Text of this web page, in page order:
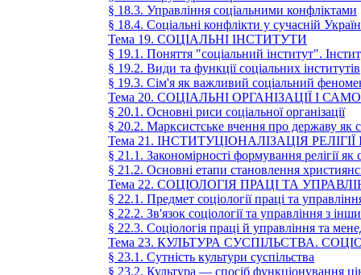
§ 18.3. Управління соціальними конфліктами
§ 18.4. Соціальні конфлікти у сучасній
Тема 19. СОЦІАЛЬНІ ІНСТИТУТИ
§ 19.1. Поняття "соціальний інститут".
§ 19.2. Види та функції соціальних інститутів
§ 19.3. Сім'я як важливий соціальний
Тема 20. СОЦІАЛЬНІ ОРГАНІЗАЦІЇ І
§ 20.1. Основні риси соціальної організації
§ 20.2. Марксистське вчення про державу як
Тема 21. ІНСТИТУЦІОНАЛІЗАЦІЯ
§ 21.1. Закономірності формування релігії як
§ 21.2. Основні етапи становлення
Тема 22. СОЦІОЛОГІЯ ПРАЦІ ТА
§ 22.1. Предмет соціології праці та
§ 22.2. Зв'язок соціології та управління з
§ 22.3. Соціологія праці й управління та
Тема 23. КУЛЬТУРА СУСПІЛЬСТВА.
§ 23.1. Сутність культури суспільства
§ 23.2. Культура — спосіб функціонування